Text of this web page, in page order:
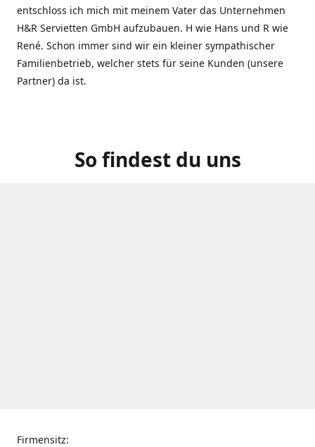
entschloss ich mich mit meinem Vater das Unternehmen
H&R Servietten GmbH aufzubauen. H wie Hans und R wie
René. Schon immer sind wir ein kleiner sympathischer
Familienbetrieb, welcher stets für seine Kunden (unsere
Partner) da ist.
So findest du uns
Firmensitz: